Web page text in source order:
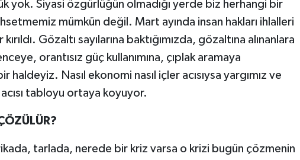
yok. Siyasi özgürlüğün olmadığı yerde biz herhangi bir
mümkün değil. Mart ayında insan hakları ihlalleri
Gözaltı sayılarına baktığımızda, gözaltına alınanlara
orantısız güç kullanımına, çıplak aramaya
haldeyiz. Nasıl ekonomi nasıl içler acısıysa yargımız ve
tabloyu ortaya koyuyor.
tarlada, nerede bir kriz varsa o krizi bugün çözmenin